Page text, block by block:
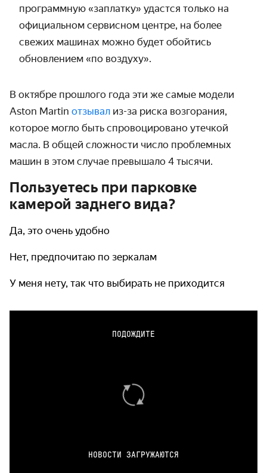
программную «заплатку» удастся только на
официальном сервисном центре, на более
свежих машинах можно будет обойтись
обновлением «по воздуху».
В октябре прошлого года эти же самые модели
Aston Martin отзывал из-за риска возгорания,
которое могло быть спровоцировано утечкой
масла. В общей сложности число проблемных
машин в этом случае превышало 4 тысячи.
Пользуетесь при парковке
камерой заднего вида?
Да, это очень удобно
Нет, предпочитаю по зеркалам
У меня нету, так что выбирать не приходится
ПОДОЖДИТЕ
НОВОСТИ ЗАГРУЖАЮТСЯ